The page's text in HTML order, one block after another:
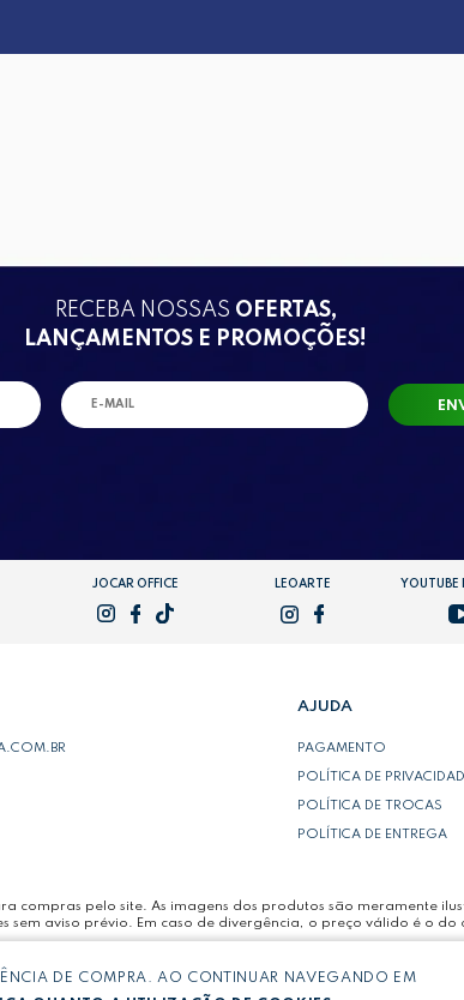
RECEBA NOSSAS OFERTAS,
LANÇAMENTOS E PROMOÇÕES!
JOCAR OFFICE LEOARTE YOUTUBE
AJUDA
PAGAMENTO
POLÍTICA DE
POLÍTICA DE TROCAS
POLÍTICA DE ENTREGA
compras pelo site. As imagens dos produtos são meramente
sem aviso prévio. Em caso de divergência, o preço válido é o do
03.064.692/0005-53
DE COMPRA. AO CONTINUAR NAVEGANDO EM